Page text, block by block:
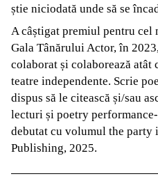
știe niciodată unde să se
A câștigat premiul pentru cel
Gala Tânărului Actor, în
colaborat și colaborează atât
teatre independente. Scrie
dispus să le citească și/sau
lecturi și poetry
debutat cu volumul the party
Publishing, 2025.